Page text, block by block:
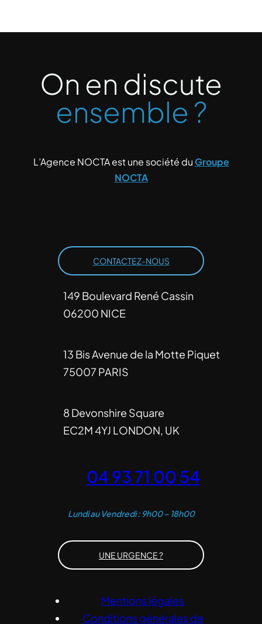
On en discute
ensemble ?
CONTACTEZ-NOUS
L’Agence NOCTA est une société duGroupe
NOCTA
149 Boulevard René Cassin
06200 NICE
13 Bis Avenue de la Motte Piquet
75007 PARIS
8 Devonshire Square
EC2M 4YJ LONDON, UK
04 93 71 00 54
Lundi au Vendredi : 9h00 – 18h00
UNE URGENCE ?
Mentions légales
Conditions générales de